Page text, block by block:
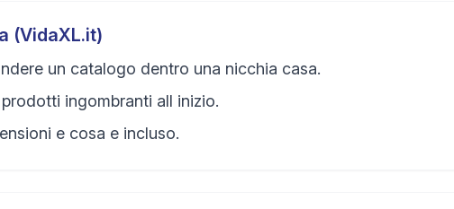
(VidaXL.it)
un catalogo dentro una nicchia casa.
ingombranti all inizio.
e cosa e incluso.